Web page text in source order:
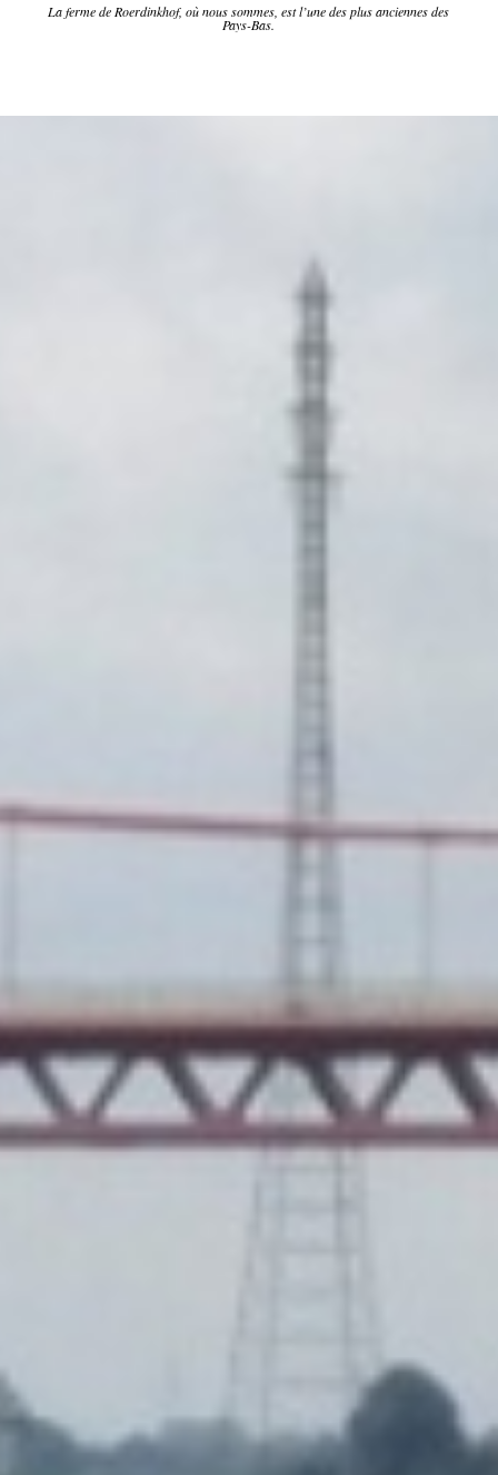
La ferme de Roerdinkhof, où nous sommes, est l’une des plus anciennes des
Pays-Bas.